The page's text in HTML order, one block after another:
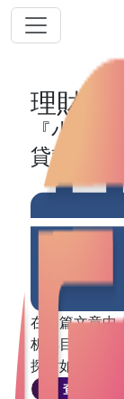
理財網誌
『小米
貸款策略
在這篇文章中
析其目前的市
探討如何利用
查看